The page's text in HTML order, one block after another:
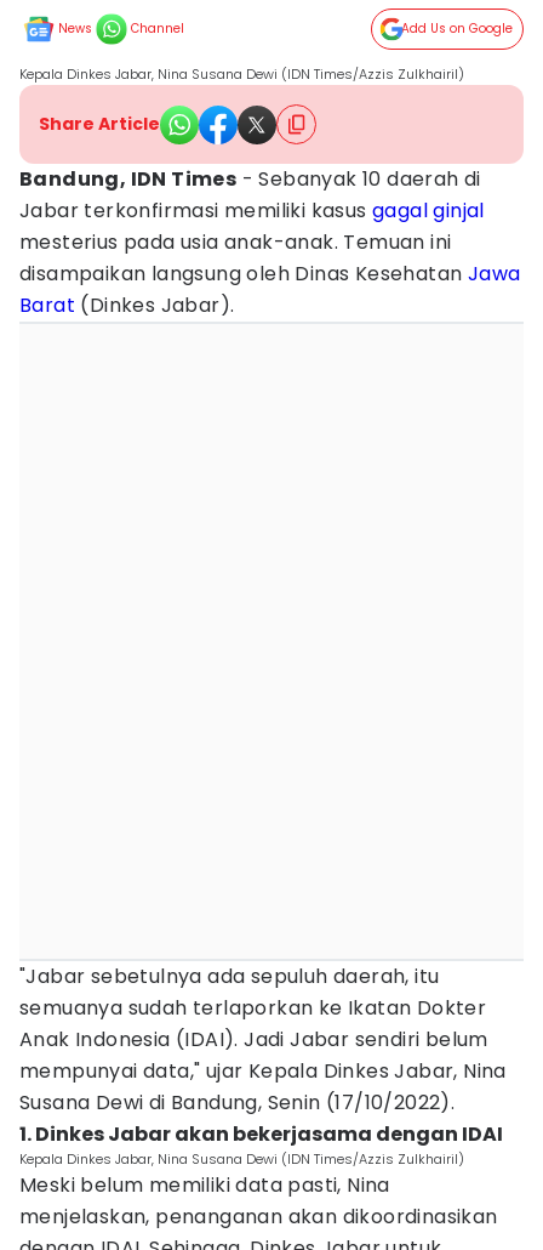
News Channel Add Us on Google
Kepala Dinkes Jabar, Nina Susana Dewi (IDN Times/Azzis Zulkhairil)
Share Article
Bandung, IDN Times - Sebanyak 10 daerah di
Jabar terkonfirmasi memiliki kasus gagal ginjal
mesterius pada usia anak-anak. Temuan ini
disampaikan langsung oleh Dinas Kesehatan Jawa
Barat (Dinkes Jabar).
"Jabar sebetulnya ada sepuluh daerah, itu
semuanya sudah terlaporkan ke Ikatan Dokter
Anak Indonesia (IDAI). Jadi Jabar sendiri belum
mempunyai data," ujar Kepala Dinkes Jabar, Nina
Susana Dewi di Bandung, Senin (17/10/2022).
1. Dinkes Jabar akan bekerjasama dengan IDAI
Kepala Dinkes Jabar, Nina Susana Dewi (IDN Times/Azzis Zulkhairil)
Meski belum memiliki data pasti, Nina
menjelaskan, penanganan akan dikoordinasikan